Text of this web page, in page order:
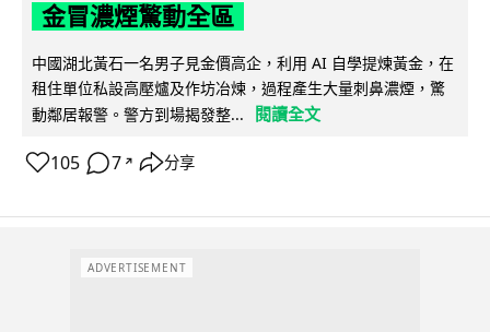
金冒濃煙驚動全區
中國湖北黃石一名男子見金價高企，利用 AI 自學提煉黃金，在
租住單位私設高壓爐及作坊冶煉，過程產生大量刺鼻濃煙，驚
動鄰居報警。警方到場揭發整...
閱讀全文
105 7 ↗ 分享
ADVERTISEMENT